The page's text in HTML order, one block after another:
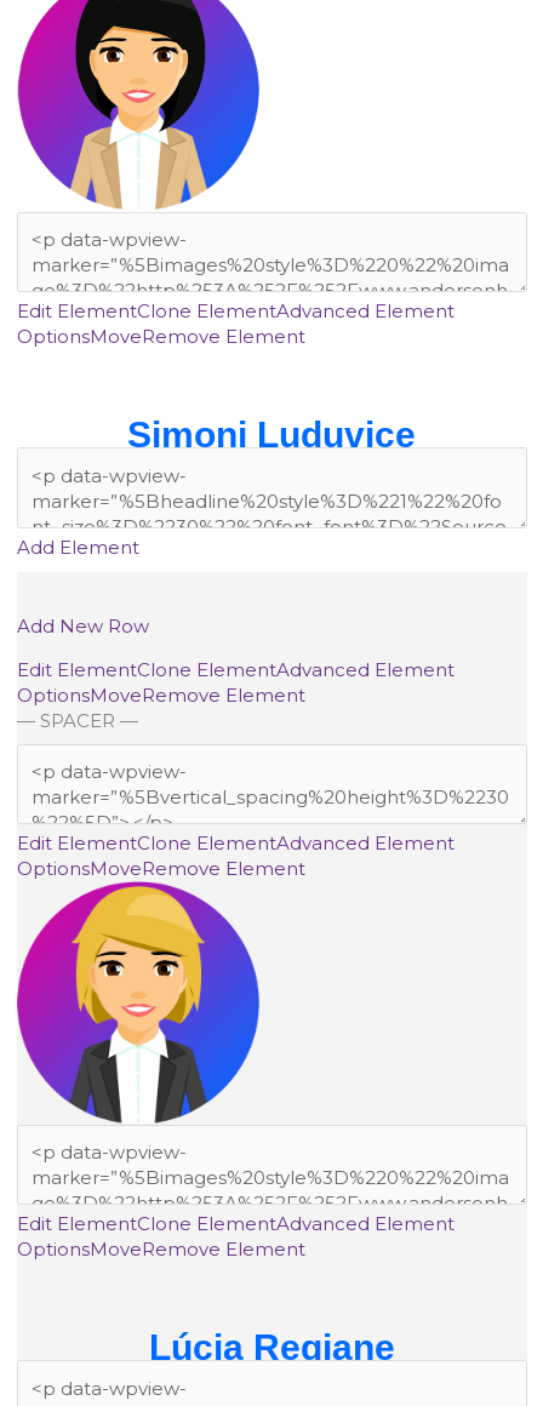
Edit ElementClone ElementAdvanced Element
OptionsMoveRemove Element
Simoni Luduvice
Add Element
Add New Row
Edit ElementClone ElementAdvanced Element
OptionsMoveRemove Element
— SPACER —
Edit ElementClone ElementAdvanced Element
OptionsMoveRemove Element
Edit ElementClone ElementAdvanced Element
OptionsMoveRemove Element
Lúcia Regiane